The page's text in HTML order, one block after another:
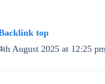
top
August 2025 at 12:25